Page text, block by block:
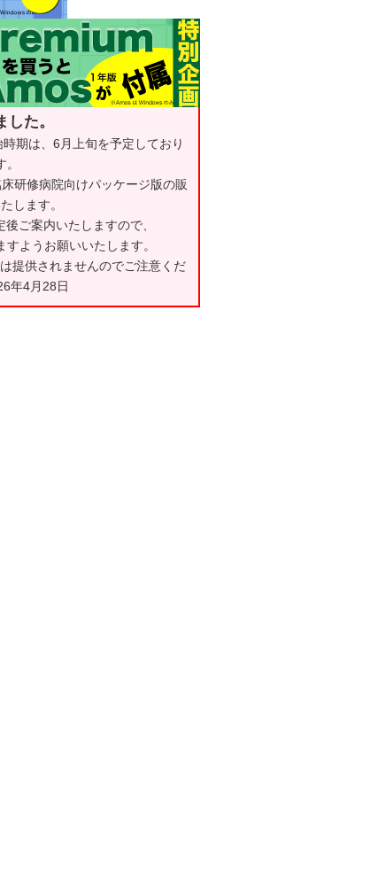
した。
期は、6月上旬を予定しており
。
研修病院向けパッケージ版の販
します。
ご案内いたしますので、
ようお願いいたします。
提供されませんのでご注意くだ
年4月28日